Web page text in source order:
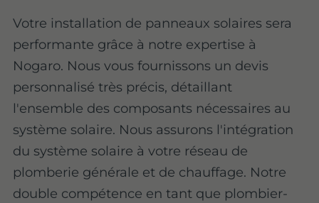
Votre installation de panneaux solaires sera
performante grâce à notre expertise à
Nogaro. Nous vous fournissons un devis
personnalisé très précis, détaillant
l'ensemble des composants nécessaires au
système solaire. Nous assurons l'intégration
du système solaire à votre réseau de
plomberie générale et de chauffage. Notre
double compétence en tant que plombier-